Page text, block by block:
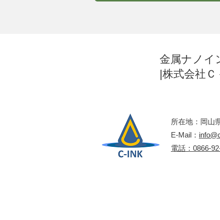
金属ナノイ
|株式会社Ｃ
所在地：岡山
E-Mail：
電話：0866-